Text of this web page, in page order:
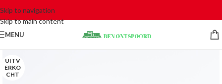
Skip to navigation
Skip to main content
MENU
UITV
ERKO
CHT